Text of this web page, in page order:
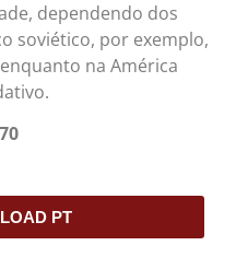
dependendo dos
soviético, por exemplo,
na América
PT